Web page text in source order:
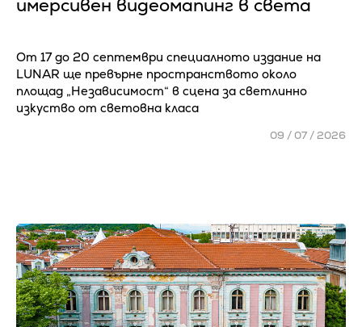
имерсивен видеомапинг в света
От 17 до 20 септември специалното издание на
LUNAR ще превърне пространството около
площад „Независимост“ в сцена за светлинно
изкуство от световна класа
09 / 07 / 2026